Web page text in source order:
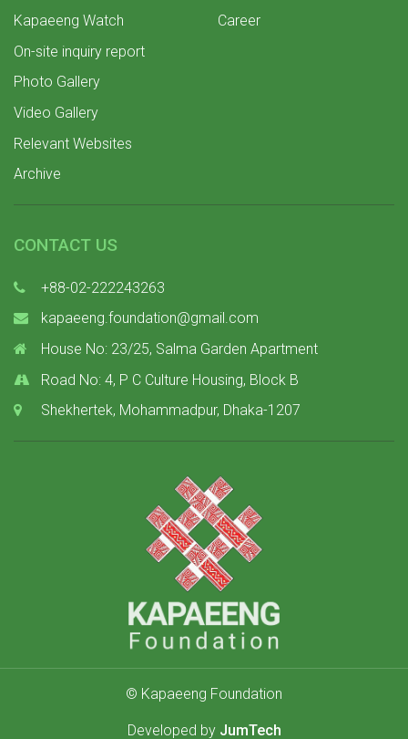
Kapaeeng Watch
On-site inquiry report
Photo Gallery
Video Gallery
Relevant Websites
Archive
Career
CONTACT US
+88-02-222243263
kapaeeng.foundation@gmail.com
House No: 23/25, Salma Garden Apartment
Road No: 4, P C Culture Housing, Block B
Shekhertek, Mohammadpur, Dhaka-1207
© Kapaeeng Foundation
Developed by JumTech